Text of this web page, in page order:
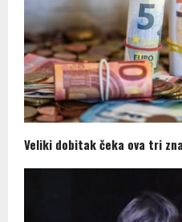
Veliki dobitak čeka ova tri